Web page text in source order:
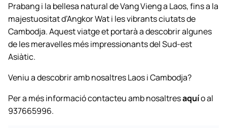
Prabang i la bellesa natural de Vang Vieng a Laos, fins a la
majestuositat d’Angkor Wat i les vibrants ciutats de
Cambodja. Aquest viatge et portarà a descobrir algunes
de les meravelles més impressionants del Sud-est
Asiàtic.
Veniu a descobrir amb nosaltres Laos i Cambodja?
Per a més informació contacteu amb nosaltresaquío al
937665996.